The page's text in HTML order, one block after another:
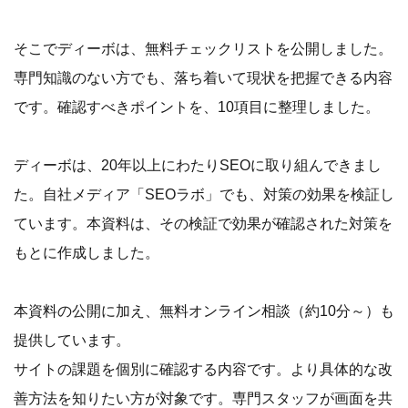
そこでディーボは、無料チェックリストを公開しました。
専門知識のない方でも、落ち着いて現状を把握できる内容
です。確認すべきポイントを、10項目に整理しました。
ディーボは、20年以上にわたりSEOに取り組んできまし
た。自社メディア「SEOラボ」でも、対策の効果を検証し
ています。本資料は、その検証で効果が確認された対策を
もとに作成しました。
本資料の公開に加え、無料オンライン相談（約10分～）も
提供しています。
サイトの課題を個別に確認する内容です。より具体的な改
善方法を知りたい方が対象です。専門スタッフが画面を共